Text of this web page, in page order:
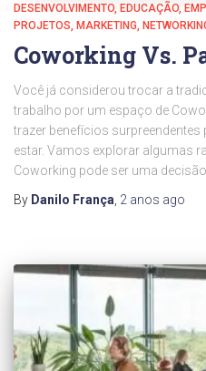
DESENVOLVIMENTO EDUCAÇÃO
PROJETOS
MARKETING
Coworking Vs.
Você já considerou trocar a
trabalho por um espaço de
trazer benefícios surpreendentes
estar. Vamos explorar algumas
Coworking pode ser uma
By Danilo França 2 anos ago